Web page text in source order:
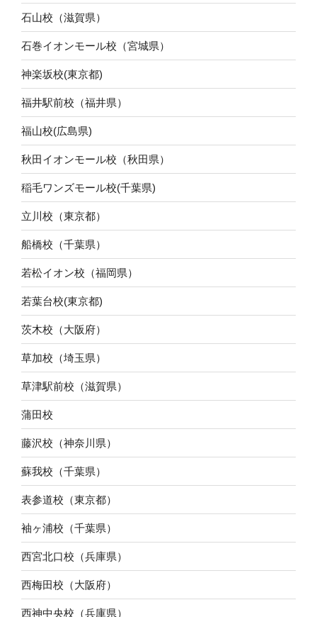
石山校（滋賀県）
石巻イオンモール校（宮城県）
神楽坂校(東京都)
福井駅前校（福井県）
福山校(広島県)
秋田イオンモール校（秋田県）
稲毛ワンズモール校(千葉県)
立川校（東京都）
船橋校（千葉県）
若松イオン校（福岡県）
若葉台校(東京都)
茨木校（大阪府）
草加校（埼玉県）
草津駅前校（滋賀県）
蒲田校
藤沢校（神奈川県）
蘇我校（千葉県）
表参道校（東京都）
袖ヶ浦校（千葉県）
西宮北口校（兵庫県）
西梅田校（大阪府）
西神中央校（兵庫県）